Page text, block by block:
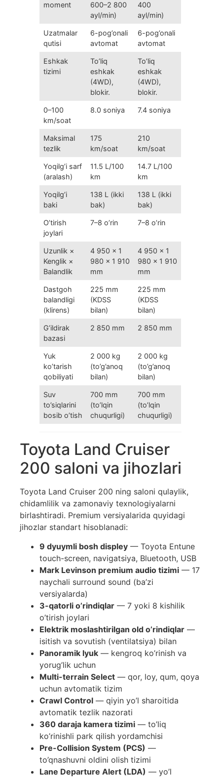
moment
600–2 800
ayl/min)
400
ayl/min)
Uzatmalar
qutisi
6-pog’onali
avtomat
6-pog’onali
avtomat
Eshkak
tizimi
To’liq
eshkak
(4WD),
blokir.
To’liq
eshkak
(4WD),
blokir.
0–100
km/soat
8.0 soniya 7.4 soniya
Maksimal
tezlik
175
km/soat
210
km/soat
Yoqilg’i sarf
(aralash)
11.5 L/100
km
14.7 L/100
km
Yoqilg’i
baki
138 L (ikki
bak)
138 L (ikki
bak)
O’tirish
joylari
7–8 o’rin 7–8 o’rin
Uzunlik ×
Kenglik ×
Balandlik
4 950 × 1
980 × 1 910
mm
4 950 × 1
980 × 1 910
mm
Dastgoh
balandligi
(klirens)
225 mm
(KDSS
bilan)
225 mm
(KDSS
bilan)
G’ildirak
bazasi
2 850 mm 2 850 mm
Yuk
ko’tarish
qobiliyati
2 000 kg
(to’g’anoq
bilan)
2 000 kg
(to’g’anoq
bilan)
Suv
to’siqlarini
bosib o’tish
700 mm
(to’lqin
chuqurligi)
700 mm
(to’lqin
chuqurligi)
Toyota Land Cruiser
200 saloni va jihozlari
Toyota Land Cruiser 200 ning saloni qulaylik,
chidamlilik va zamonaviy texnologiyalarni
birlashtiradi. Premium versiyalarida quyidagi
jihozlar standart hisoblanadi:
9 dyuymli bosh displey — Toyota Entune
touch-screen, navigatsiya, Bluetooth, USB
Mark Levinson premium audio tizimi — 17
naychali surround sound (ba’zi
versiyalarda)
3-qatorli o’rindiqlar — 7 yoki 8 kishilik
o’tirish joylari
Elektrik moslashtirilgan old o’rindiqlar —
isitish va sovutish (ventilatsiya) bilan
Panoramik lyuk — kengroq ko’rinish va
yorug’lik uchun
Multi-terrain Select — qor, loy, qum, qoya
uchun avtomatik tizim
Crawl Control — qiyin yo’l sharoitida
avtomatik tezlik nazorati
360 daraja kamera tizimi — to’liq
ko’rinishli park qilish yordamchisi
Pre-Collision System (PCS) —
to’qnashuvni oldini olish tizimi
Lane Departure Alert (LDA) — yo’l